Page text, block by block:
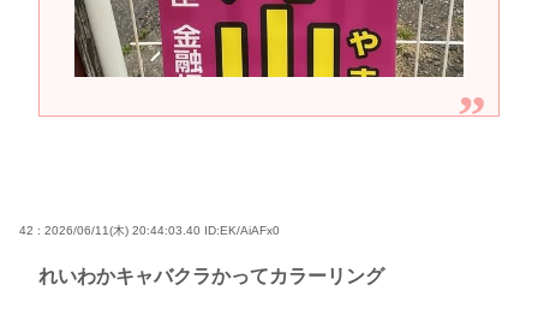
42 : 2026/06/11(木) 20:44:03.40 ID:EK/AiAFx0
れいわかキャバクラかってカラーリング